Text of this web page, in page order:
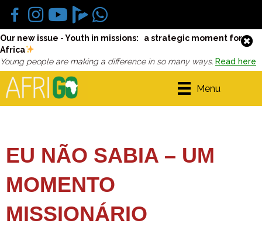
Our new issue - Youth in missions: a strategic moment for
Africa
Young people are making a difference in so many ways. Read here
Menu
EU NÃO SABIA – UM
MOMENTO
MISSIONÁRIO